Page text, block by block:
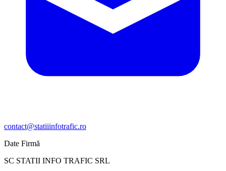
contact@statiiinfotrafic.ro
Date Firmă
SC STATII INFO TRAFIC SRL